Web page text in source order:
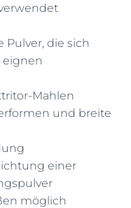
Pulver, die sich
eignen
Mahlen
und breite
einer
möglich